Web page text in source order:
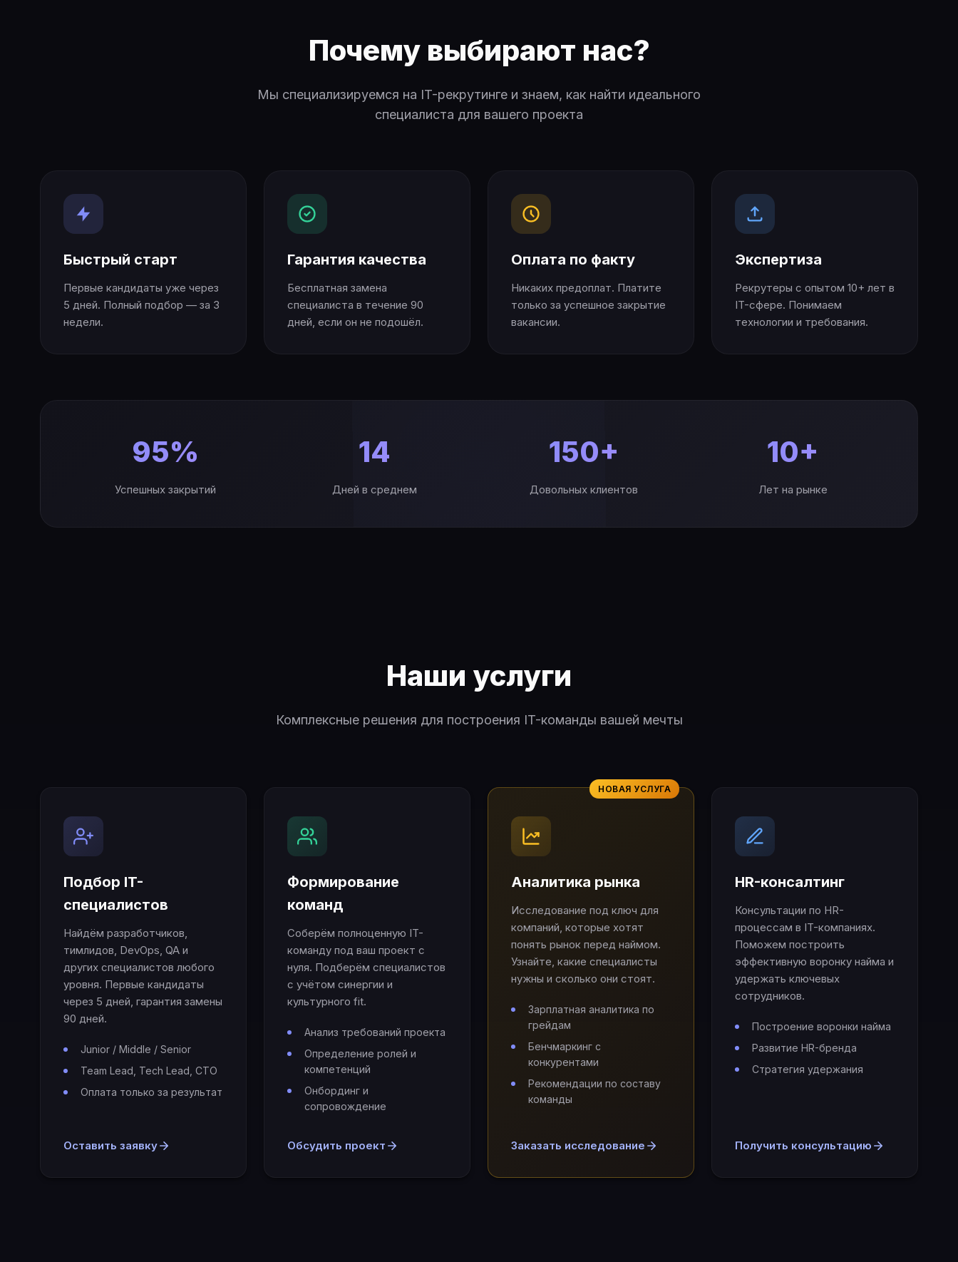
Почему выбирают нас?
Мы специализируемся на IT-рекрутинге и знаем, как найти идеального
специалиста для вашего проекта
Быстрый старт
Первые кандидаты уже через
5 дней. Полный подбор — за 3
недели.
Гарантия качества
Бесплатная замена
специалиста в течение 90
дней, если он не подошёл.
Оплата по факту
Никаких предоплат. Платите
только за успешное закрытие
вакансии.
Экспертиза
Рекрутеры с опытом 10+ лет в
IT-сфере. Понимаем
технологии и требования.
95%
Успешных закрытий
14
Дней в среднем
150+
Довольных клиентов
10+
Лет на рынке
Наши услуги
Комплексные решения для построения IT-команды вашей мечты
Подбор IT-
специалистов
Найдём разработчиков,
тимлидов, DevOps, QA и
других специалистов любого
уровня. Первые кандидаты
через 5 дней, гарантия замены
90 дней.
Junior / Middle / Senior
Team Lead, Tech Lead, CTO
Оплата только за результат
Оставить заявку
Формирование
команд
Соберём полноценную IT-
команду под ваш проект с
нуля. Подберём специалистов
с учётом синергии и
культурного fit.
Анализ требований проекта
Определение ролей и
компетенций
Онбординг и
сопровождение
Обсудить проект
НОВАЯ УСЛУГА
Аналитика рынка
Исследование под ключ для
компаний, которые хотят
понять рынок перед наймом.
Узнайте, какие специалисты
нужны и сколько они стоят.
Зарплатная аналитика по
грейдам
Бенчмаркинг с
конкурентами
Рекомендации по составу
команды
Заказать исследование
HR-консалтинг
Консультации по HR-
процессам в IT-компаниях.
Поможем построить
эффективную воронку найма и
удержать ключевых
сотрудников.
Построение воронки найма
Развитие HR-бренда
Стратегия удержания
Получить консультацию